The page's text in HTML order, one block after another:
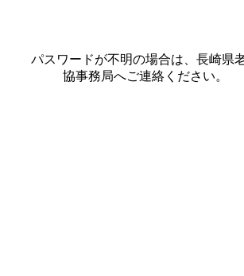
パスワードが不明の場合は、長崎県
協事務局へご連絡ください。